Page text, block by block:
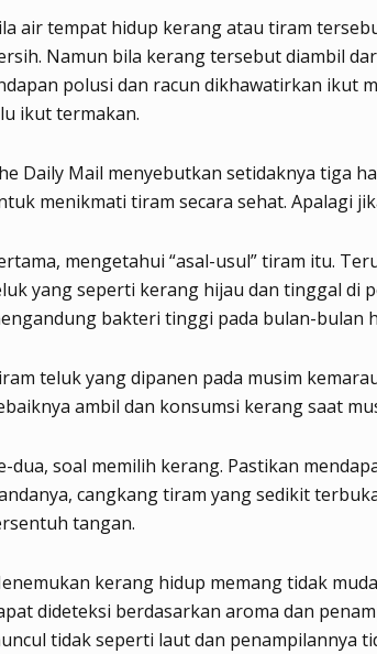
air tempat hidup kerang atau tiram
Namun bila kerang tersebut diambil
polusi dan racun dikhawatirkan ikut
ikut termakan.
Daily Mail menyebutkan setidaknya tiga
menikmati tiram secara sehat. Apalagi
mengetahui “asal-usul” tiram itu.
yang seperti kerang hijau dan tinggal di
bakteri tinggi pada bulan-bulan
teluk yang dipanen pada musim
ambil dan konsumsi kerang saat
dua, soal memilih kerang. Pastikan
cangkang tiram yang sedikit
tangan.
kerang hidup memang tidak
dideteksi berdasarkan aroma dan
tidak seperti laut dan penampilannya